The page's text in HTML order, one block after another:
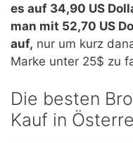
es auf 34,90 US
man mit 52,70 US
auf, nur um kurz
Marke unter 25$ zu
Die besten
Kauf in